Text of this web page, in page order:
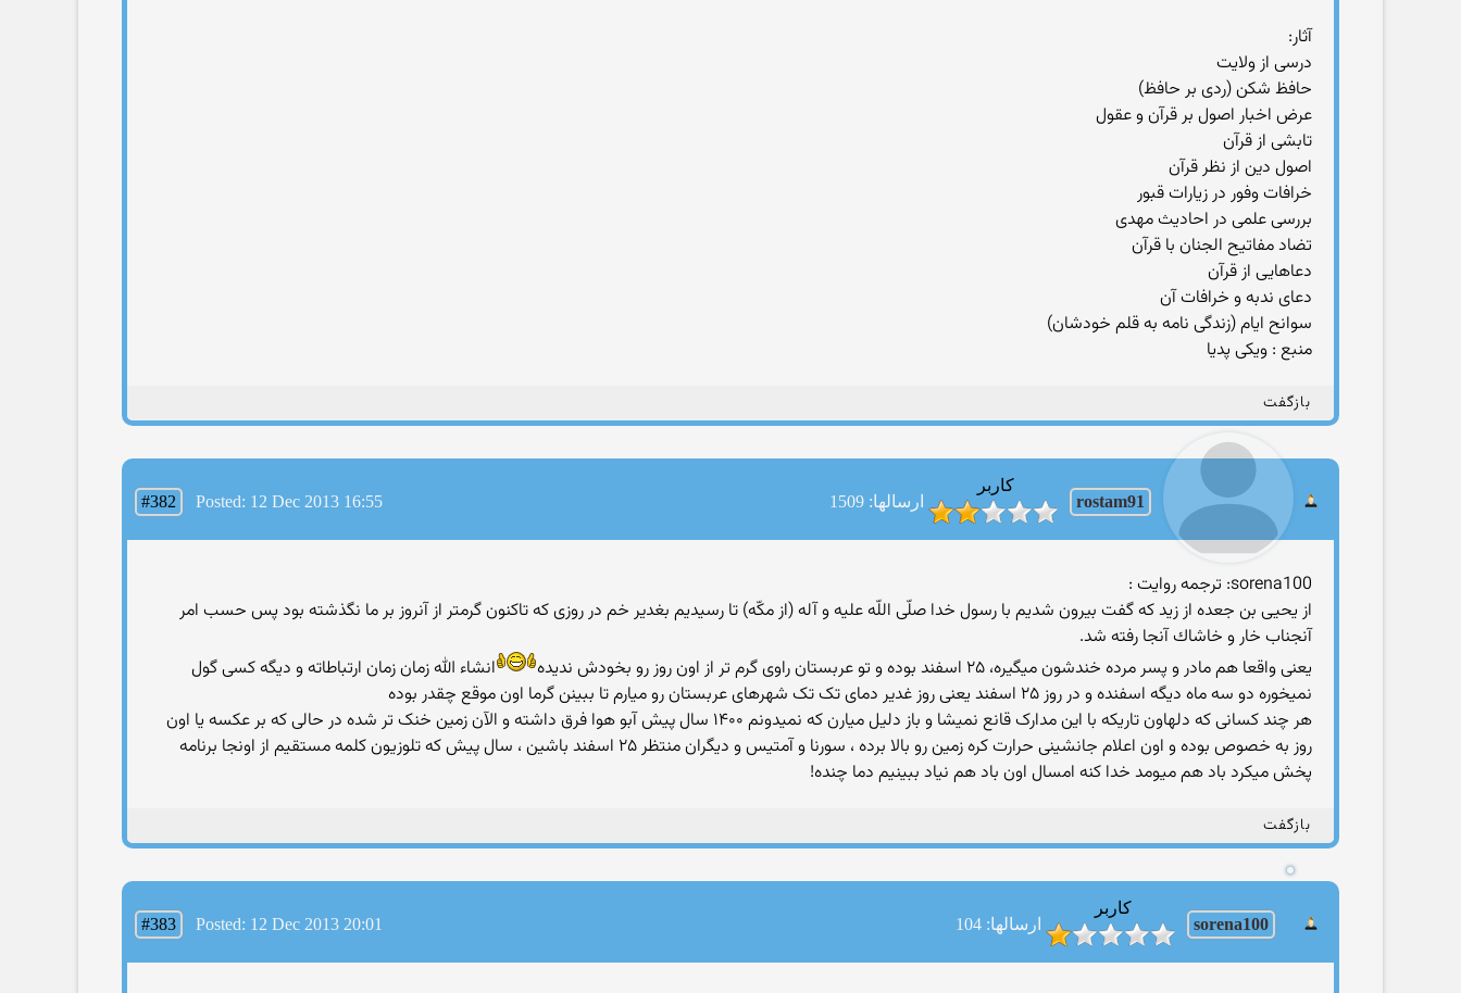
آثار:
درسی از ولایت
حافظ شکن (ردی بر حافظ)
عرض اخبار اصول بر قرآن و عقول
تابشی از قرآن
اصول دین از نظر قرآن
خرافات وفور در زیارات قبور
بررسی علمی در احادیث مهدی
تضاد مفاتیح الجنان با قرآن
دعاهایی از قرآن
دعای ندبه و خرافات آن
سوانح ایام (زندگی نامه به قلم خودشان)
منبع : ویکی پدیا
بازگفت
rostam91
کاربر
ارسالها: 1509
#382 Posted: 12 Dec 2013 16:55
sorena100: ترجمه روایت :
از يحيى بن جعده از زيد كه گفت بيرون شديم با رسول خدا صلّى اللّه عليه و آله (از مكّه) تا رسيديم بغدير خم در روزى كه تاكنون گرم‏تر از آنروز بر ما نگذشته بود پس حسب امر
آنجناب خار و خاشاك آنجا رفته شد.
یعنی واقعا هم مادر و پسر مرده خندشون میگیره، ۲۵ اسفند بوده و تو عربستان راوی گرم تر از اون روز رو بخودش ندیده
انشاء الله زمان زمان ارتباطاته و دیگه کسی گول
نمیخوره دو سه ماه دیگه اسفنده و در روز ۲۵ اسفند یعنی روز غدیر دمای تک تک شهرهای عربستان رو میارم تا ببینن گرما اون موقع چقدر بوده
هر چند کسانی که دلهاون تاریکه با این مدارک قانع نمیشا و باز دلیل میارن که نمیدونم ۱۴۰۰ سال پیش آبو هوا فرق داشته و الآن زمین خنک تر شده در حالی که بر عکسه یا اون
روز به خصوص بوده و اون اعلام جانشینی حرارت کره زمین رو بالا برده ، سورنا و آمتیس و دیگران منتظر ۲۵ اسفند باشین ، سال پیش که تلوزیون کلمه مستقیم از اونجا برنامه
پخش میکرد باد هم میومد خدا کنه امسال اون باد هم نیاد ببینیم دما چنده!
بازگفت
sorena100
کاربر
ارسالها: 104
#383 Posted: 12 Dec 2013 20:01